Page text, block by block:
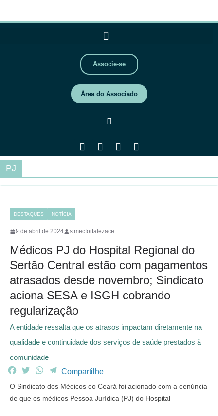
Associe-se
Área do Associado
PJ
DESTAQUES NOTÍCIA
9 de abril de 2024 simecfortalezace
Médicos PJ do Hospital Regional do
Sertão Central estão com pagamentos
atrasados desde novembro; Sindicato
aciona SESA e ISGH cobrando
regularização
A entidade ressalta que os atrasos impactam diretamente na
qualidade e continuidade dos serviços de saúde prestados à
comunidade
F
c
e
T
i
W
a
t
T
e
Compartilhe
O Sindicato dos Médicos do Ceará foi acionado com a denúncia
de que os médicos Pessoa Jurídica (PJ) do Hospital